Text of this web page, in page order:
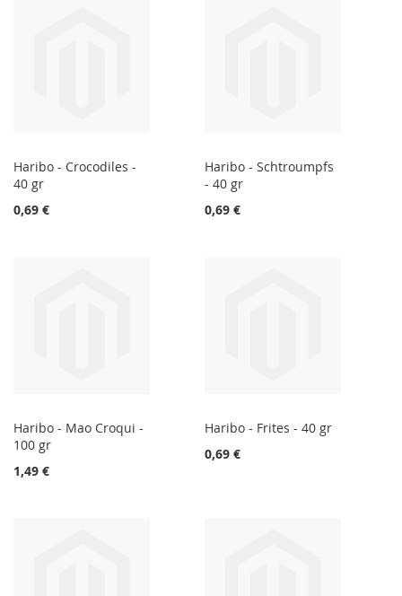
Haribo - Crocodiles -
40 gr
0,69 €
Haribo - Schtroumpfs
- 40 gr
0,69 €
Haribo - Mao Croqui -
100 gr
1,49 €
Haribo - Frites - 40 gr
0,69 €